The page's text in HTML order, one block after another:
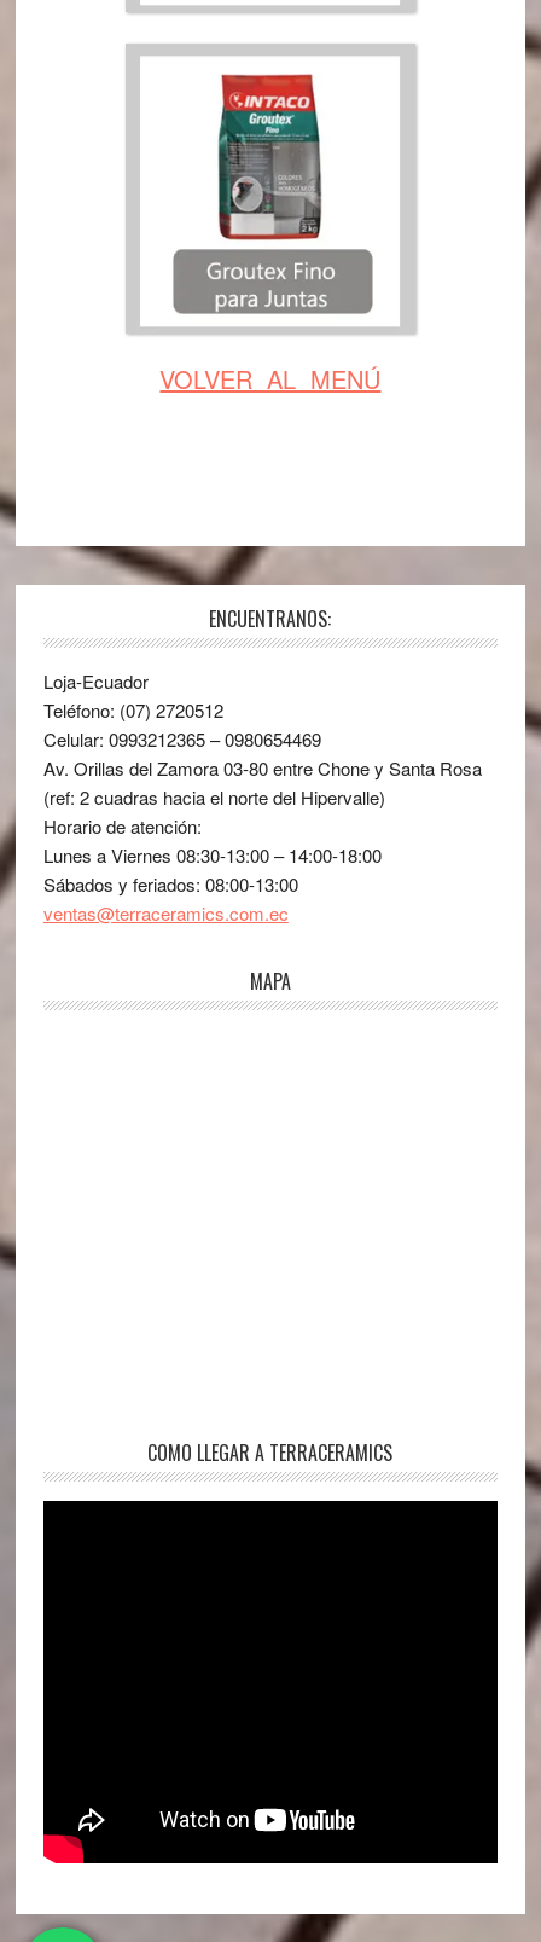
VOLVER AL MENÚ
ENCUENTRANOS:
Loja-Ecuador
Teléfono: (07) 2720512
Celular: 0993212365 – 0980654469
Av. Orillas del Zamora 03-80 entre Chone y Santa Rosa
(ref: 2 cuadras hacia el norte del Hipervalle)
Horario de atención:
Lunes a Viernes 08:30-13:00 – 14:00-18:00
Sábados y feriados: 08:00-13:00
ventas@terraceramics.com.ec
MAPA
COMO LLEGAR A TERRACERAMICS